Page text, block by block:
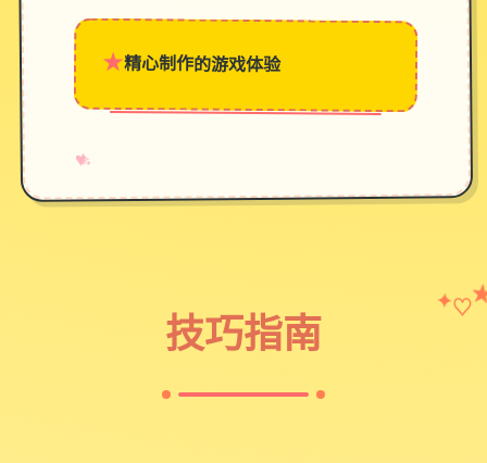
★精心制作的游戏体验
♥
✧
→
技巧指南
✦♡